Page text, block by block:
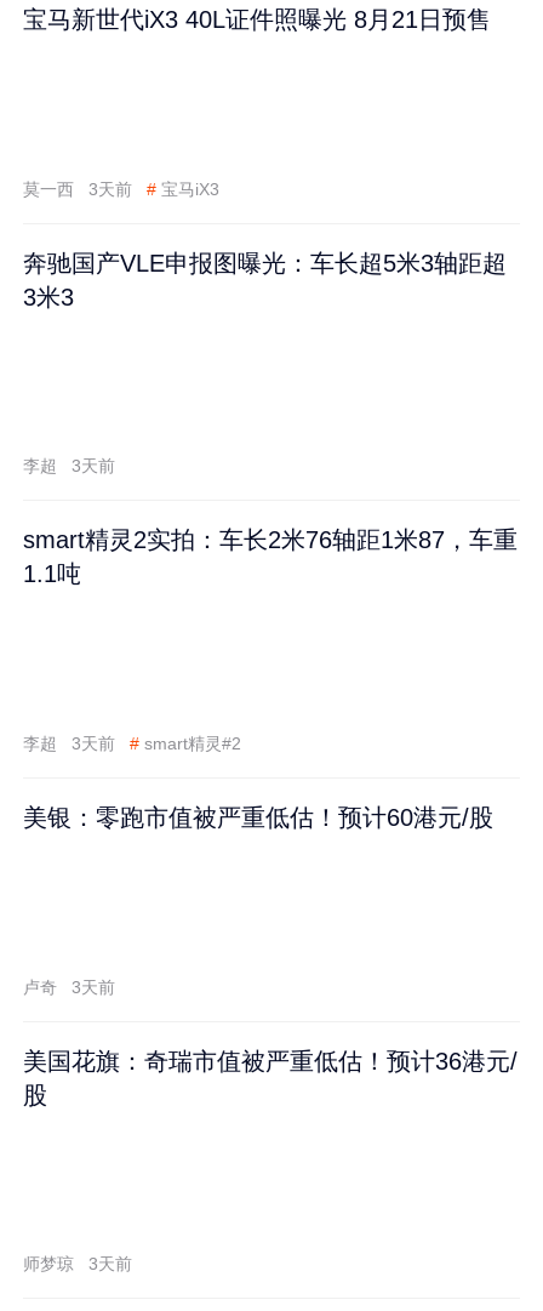
宝马新世代iX3 40L证件照曝光 8月21日预售
莫一西 3天前 # 宝马iX3
奔驰国产VLE申报图曝光：车长超5米3轴距超
3米3
李超 3天前
smart精灵2实拍：车长2米76轴距1米87，车重
1.1吨
李超 3天前 # smart精灵#2
美银：零跑市值被严重低估！预计60港元/股
卢奇 3天前
美国花旗：奇瑞市值被严重低估！预计36港元/
股
师梦琼 3天前